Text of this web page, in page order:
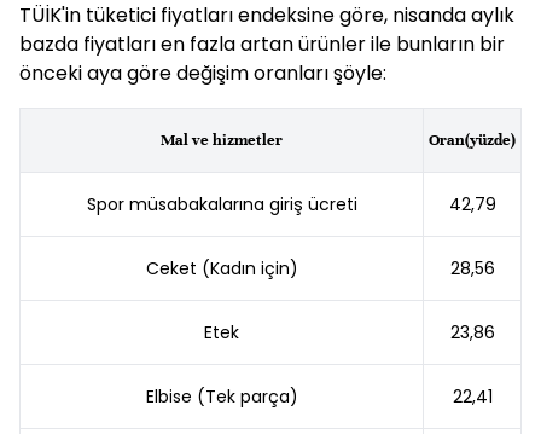
TÜİK'in tüketici fiyatları endeksine göre, nisanda aylık
bazda fiyatları en fazla artan ürünler ile bunların bir
önceki aya göre değişim oranları şöyle:
Mal ve hizmetler Oran(yüzde)
Spor müsabakalarına giriş ücreti 42,79
Ceket (Kadın için) 28,56
Etek 23,86
Elbise (Tek parça) 22,41